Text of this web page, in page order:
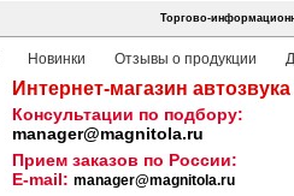
Торгово-
Новинки Отзывы о продукции
Интернет-магазин
Консультации по подбору:
manager@magnitola.ru
Прием заказов по России:
E-mail: manager@magnitola.ru